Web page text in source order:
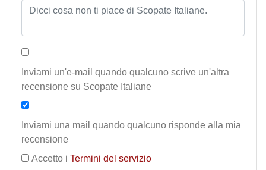
Inviami un'e-mail quando qualcuno scrive un'altra
recensione su Scopate Italiane
Inviami una mail quando qualcuno risponde alla mia
recensione
Accetto i Termini del servizio